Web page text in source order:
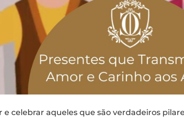
celebrar aqueles que são verdadeiros